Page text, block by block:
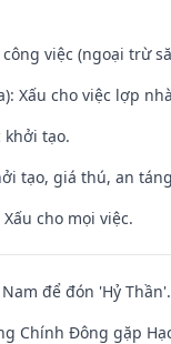
việc (ngoại trừ
Xấu cho việc lợp
khởi tạo.
tạo, giá thú, an
cho mọi việc.
để đón 'Hỷ
Chính Đông gặp